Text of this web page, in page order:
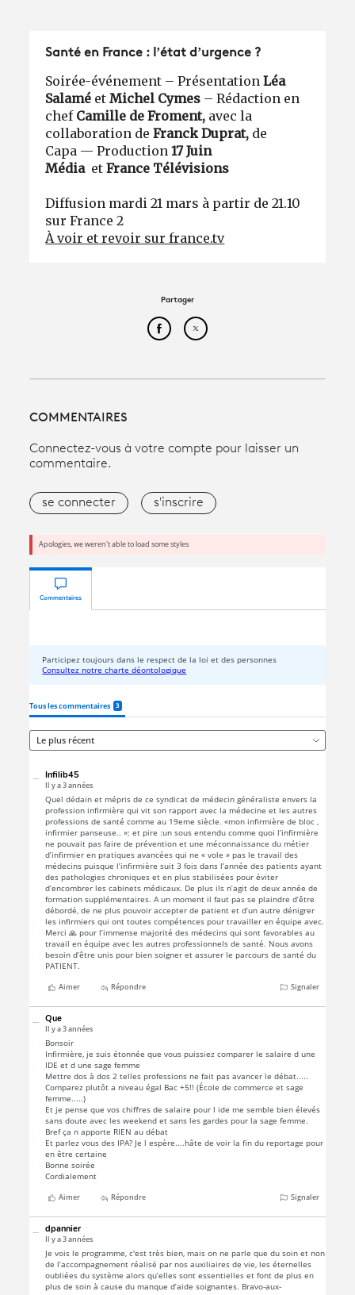
Santé en France : l’état d’urgence ?
Soirée-événement – PrésentationLéa
Salamé etMichel Cymes – Rédaction en
chef Camille de Froment, avec la
collaboration deFranck Duprat, de
Capa — Production17 Juin
Média etFrance Télévisions
Diffusion mardi 21 mars à partir de 21.10
sur France 2
À voir et revoir sur france.tv
Partager
Partager cet article sur
Partager cet article sur
COMMENTAIRES
Connectez-vous à votre compte pour laisser un
commentaire.
se connecter s'inscrire